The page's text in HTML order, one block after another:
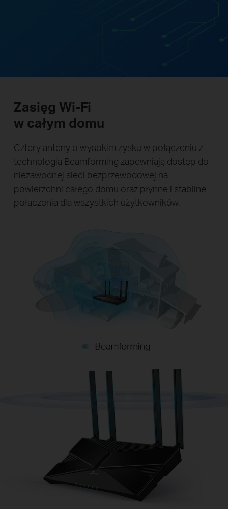
Zasięg Wi-Fi
w całym domu
Cztery anteny o wysokim zysku w połączeniu z
technologią Beamforming zapewniają dostęp do
niezawodnej sieci bezprzewodowej na
powierzchni całego domu oraz płynne i stabilne
połączenia dla wszystkich użytkowników.